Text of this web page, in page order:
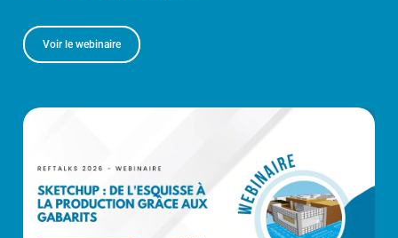
Voir le webinaire